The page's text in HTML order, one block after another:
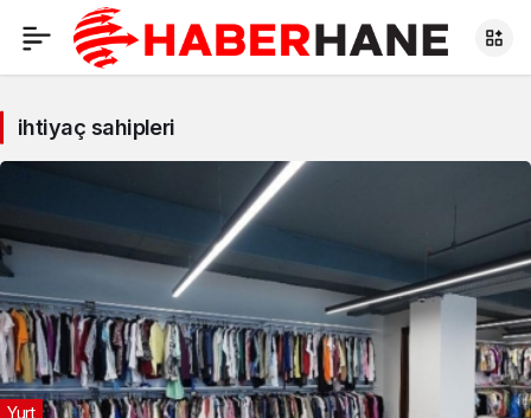
ihtiyaç sahipleri
Yurt